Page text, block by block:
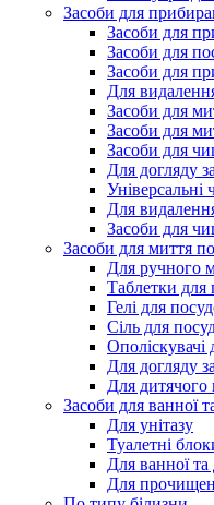
Засоби для
Засоби для
Засоби для
Засоби для
Для
Засоби для
Засоби для
Засоби для
Для догляду
Універсальні
Для
Засоби для
Засоби для миття
Для ручного
Таблетки
Гелі для
Сіль для
Для догляду
Для дитячого
Засоби для ванної
Для унітазу
Туалетні
Для ванної
Для